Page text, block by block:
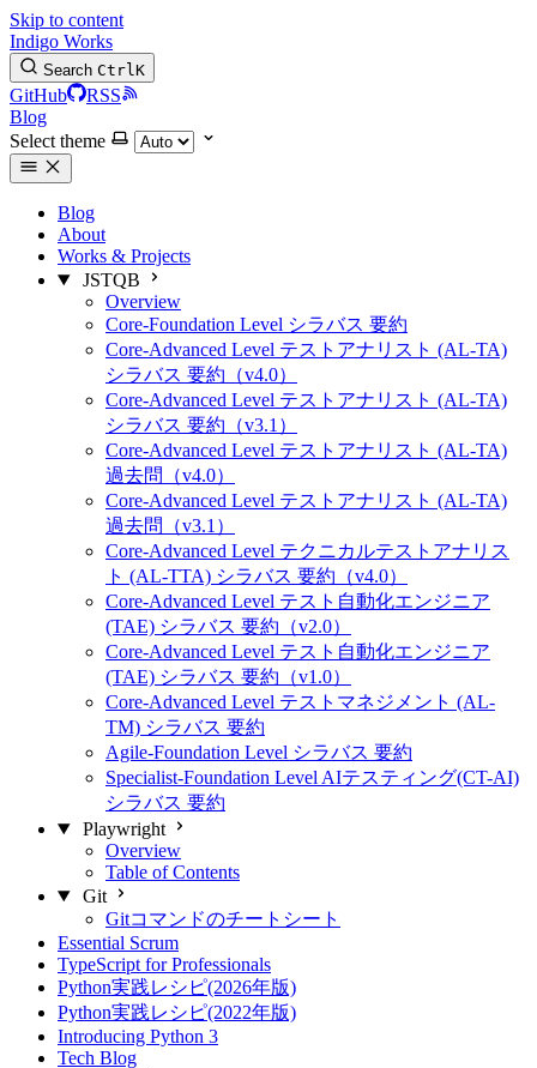
Skip to content
Indigo Works
Search CtrlK
GitHub
RSS
Blog
Select theme
Blog
About
Works & Projects
JSTQB
Overview
Core-Foundation Level シラバス 要約
Core-Advanced Level テストアナリスト (AL-TA)
シラバス 要約（v4.0）
Core-Advanced Level テストアナリスト (AL-TA)
シラバス 要約（v3.1）
Core-Advanced Level テストアナリスト (AL-TA)
過去問（v4.0）
Core-Advanced Level テストアナリスト (AL-TA)
過去問（v3.1）
Core-Advanced Level テクニカルテストアナリス
ト (AL-TTA) シラバス 要約（v4.0）
Core-Advanced Level テスト自動化エンジニア
(TAE) シラバス 要約（v2.0）
Core-Advanced Level テスト自動化エンジニア
(TAE) シラバス 要約（v1.0）
Core-Advanced Level テストマネジメント (AL-
TM) シラバス 要約
Agile-Foundation Level シラバス 要約
Specialist-Foundation Level AIテスティング(CT-AI)
シラバス 要約
Playwright
Overview
Table of Contents
Git
Gitコマンドのチートシート
Essential Scrum
TypeScript for Professionals
Python実践レシピ(2026年版)
Python実践レシピ(2022年版)
Introducing Python 3
Tech Blog